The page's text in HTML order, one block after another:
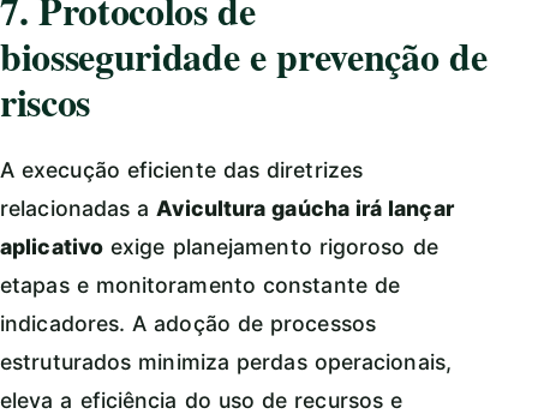
biosseguridade e prevenção de
riscos
A execução eficiente das diretrizes
relacionadas a Avicultura gaúcha irá lançar
aplicativo exige planejamento rigoroso de
etapas e monitoramento constante de
indicadores. A adoção de processos
estruturados minimiza perdas operacionais,
eleva a eficiência do uso de recursos e